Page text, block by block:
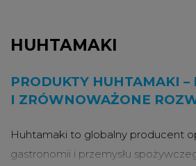
HUHTAMAKI
PRODUKTY HUHTAMAKI –
I ZRÓWNOWAŻONE
Huhtamaki to globalny producent
gastronomii i przemysłu